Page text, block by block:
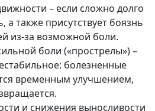
– если сложно долго
а также присутствует боязнь
из-за возможной боли.
боли («прострелы») –
болезненные
временным улучшением,
и снижения выносливости